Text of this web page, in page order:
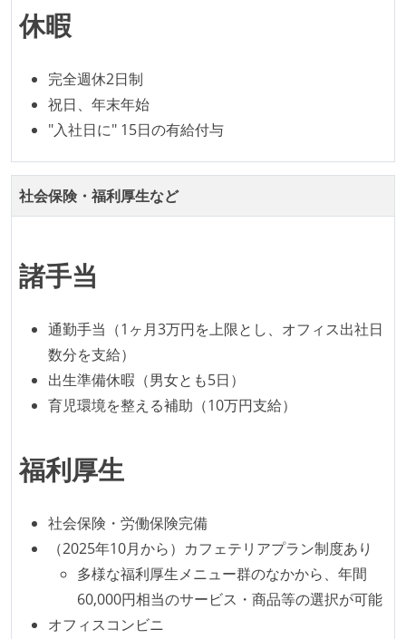
タスク見積もりの単位には絶対量（人日など）ではな
く相対ポイントを用い、極力複数人の意見を調整する
形で行っている
継続的なデプロイ（デリバリー）を行っている
ワークフローの整備
各メンバーが実装したコードのマージは Pull Request
ベースで行われる
ビルド、自動デプロイ環境が整備されている
KPI などチームの目標・実績値について、メンバーの
誰もがいつでも閲覧可能になっている
ドキュメントの整備やペアプロ、モブワークなど、ナ
労働環境の自由度
フレックスタイム制または裁量労働制を採用している
メンバーの多様性
外国籍の開発メンバーがいる
開発メンバーの新卒採用を実施している
休暇
完全週休2日制
祝日、年末年始
"入社日に" 15日の有給付与
社会保険・福利厚生など
諸手当
通勤手当（1ヶ月3万円を上限とし、オフィス出社日
数分を支給）
出生準備休暇（男女とも5日）
育児環境を整える補助（10万円支給）
福利厚生
社会保険・労働保険完備
（2025年10月から）カフェテリアプラン制度あり
多様な福利厚生メニュー群のなかから、年間
60,000円相当のサービス・商品等の選択が可能
オフィスコンビニ